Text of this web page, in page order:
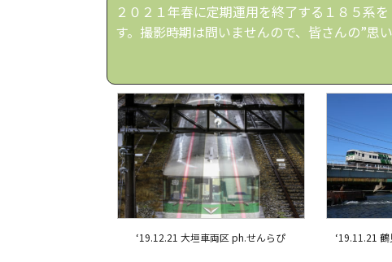
２０２１年春に定期運用を終了する１８５系
す。撮影時期は問いませんので、皆さんの”思
‘19.12.21 大垣車両区 ph.せんらぴ ‘19.11.21